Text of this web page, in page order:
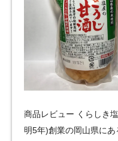
商品レビュー くらしき
明5年)創業の岡山県に